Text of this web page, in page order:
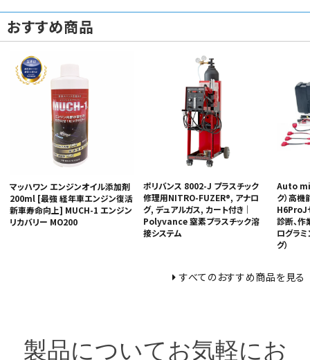
おすすめ商品
マッハワン エンジンオイル添加剤
200ml [最強 経年車エンジン復活
新車寿命向上] MUCH-1 エンジン
リカバリー MO200
ポリバンス 8002-J プラスチック
修理用NITRO-FUZER®, アナロ
グ, デュアルガス, カート付き｜
Polyvance 窒素プラスチック溶
接システム
Auto
ク）高
H6ProJ
診断、作
ログラミ
グ）
すべてのおすすめ商品を見る